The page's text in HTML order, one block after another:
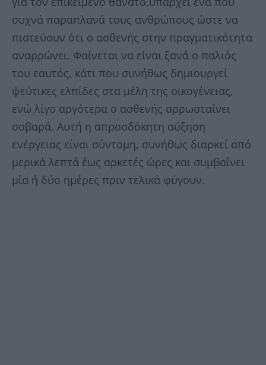
συχνά παραπλανά τους ανθρώπους ώστε να
πιστεύουν ότι ο ασθενής στην πραγματικότητα
αναρρώνει. Φαίνεται να είναι ξανά ο παλιός
του εαυτός, κάτι που συνήθως δημιουργεί
ψεύτικες ελπίδες στα μέλη της οικογένειας,
ενώ λίγο αργότερα ο ασθενής αρρωσταίνει
σοβαρά. Αυτή η απροσδόκητη αύξηση
ενέργειας είναι σύντομη, συνήθως διαρκεί από
μερικά λεπτά έως αρκετές ώρες και συμβαίνει
μία ή δύο ημέρες πριν τελικά φύγουν.